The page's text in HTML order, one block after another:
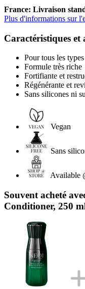
France: Livraison
Plus d'informations sur
Caractéristiques et
Pour tous les
Formule très riche
Fortifiante et
Régénérante et
Sans silicones ni
Vegan
Sans
Available
Souvent acheté
Conditioner, 250